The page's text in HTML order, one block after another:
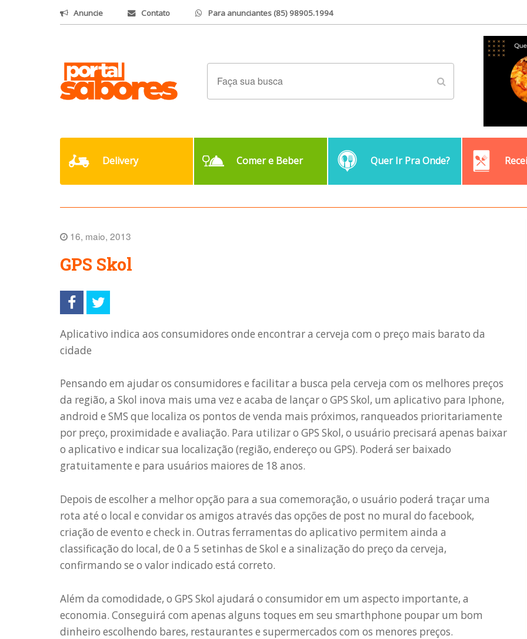
Anuncie Contato Para anunciantes (85) 98905.1994
Delivery Comer e Beber Quer Ir Pra Onde?
16, maio, 2013
GPS Skol
Aplicativo indica aos consumidores onde encontrar a cerveja com o preço mais barato da
cidade
Pensando em ajudar os consumidores e facilitar a busca pela cerveja com os melhores preços
da região, a Skol inova mais uma vez e acaba de lançar o GPS Skol, um aplicativo para Iphone,
android e SMS que localiza os pontos de venda mais próximos, ranqueados prioritariamente
por preço, proximidade e avaliação. Para utilizar o GPS Skol, o usuário precisará apenas baixar
o aplicativo e indicar sua localização (região, endereço ou GPS). Poderá ser baixado
gratuitamente e para usuários maiores de 18 anos.
Depois de escolher a melhor opção para a sua comemoração, o usuário poderá traçar uma
rota até o local e convidar os amigos através das opções de post no mural do facebook,
criação de evento e check in. Outras ferramentas do aplicativo permitem ainda a
classificação do local, de 0 a 5 setinhas de Skol e a sinalização do preço da cerveja,
confirmando se o valor indicado está correto.
Além da comodidade, o GPS Skol ajudará o consumidor em um aspecto importante, a
economia. Conseguirá com apenas alguns toques em seu smarthphone poupar um bom
dinheiro escolhendo bares, restaurantes e supermercados com os menores preços.